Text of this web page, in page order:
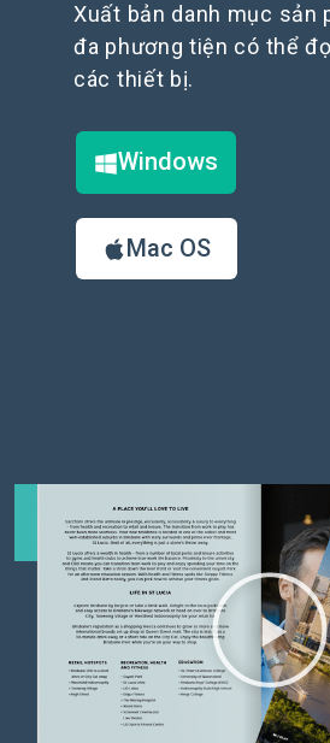
Xuất bản danh mục sản
đa phương tiện có thể
các thiết bị.
Windows
Mac OS